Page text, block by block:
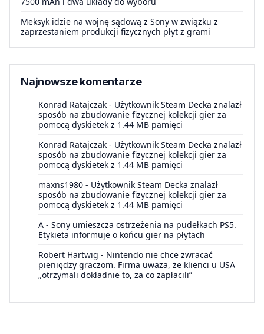
Meksyk idzie na wojnę sądową z Sony w związku z
zaprzestaniem produkcji fizycznych płyt z grami
Najnowsze komentarze
Konrad Ratajczak - Użytkownik Steam Decka znalazł
sposób na zbudowanie fizycznej kolekcji gier za
pomocą dyskietek z 1.44 MB pamięci
Konrad Ratajczak - Użytkownik Steam Decka znalazł
sposób na zbudowanie fizycznej kolekcji gier za
pomocą dyskietek z 1.44 MB pamięci
maxns1980 - Użytkownik Steam Decka znalazł
sposób na zbudowanie fizycznej kolekcji gier za
pomocą dyskietek z 1.44 MB pamięci
A - Sony umieszcza ostrzeżenia na pudełkach PS5.
Etykieta informuje o końcu gier na płytach
Robert Hartwig - Nintendo nie chce zwracać
pieniędzy graczom. Firma uważa, że klienci u USA
„otrzymali dokładnie to, za co zapłacili”